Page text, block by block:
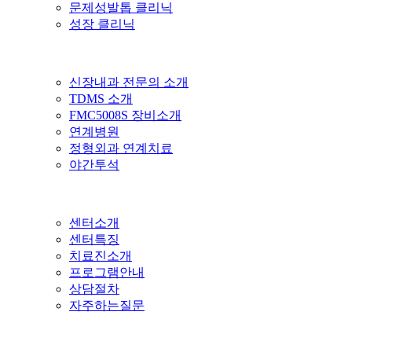
문제성발톱 클리닉
성장 클리닉
신장내과 전문의 소개
TDMS 소개
FMC5008S 장비소개
연계병원
정형외과 연계치료
야간투석
센터소개
센터특징
치료진소개
프로그램안내
상담절차
자주하는질문